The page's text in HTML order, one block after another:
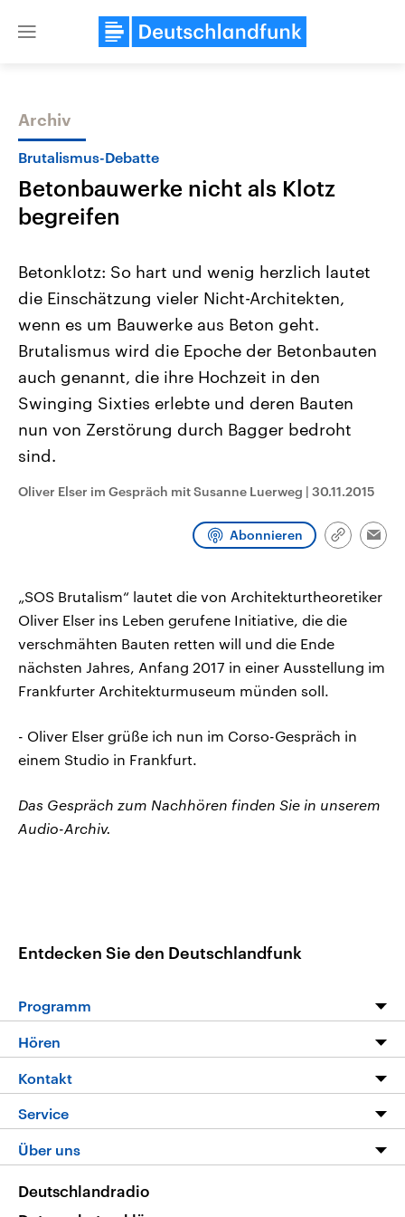
Close
Themen
Landtagswahl Sachsen-Anhalt
2026
Alle Informationen
Sachsen-Anhalt wählt am 6.
September 2026 einen neuen
Landtag. Seit 2021 wird das
Bundesland von einer Koalition aus
CDU, SPD und FDP regiert.-
Umfragen, Prognosen,
Wahlprogramme, aktuelle Berichte
und Hintergründe zu den Parteien
Wahl.
Aktuelle Beiträge,
Hintergründe
Wirtschaftlich und
gehören die Vereinigten
den mächtigsten Ländern
mit großem Einfluss auf
Sendungen
Archiv
Brutalismus-Debatte
Betonbauwerke nicht als Klotz
begreifen
Betonklotz: So hart und wenig herzlich lautet
die Einschätzung vieler Nicht-Architekten,
wenn es um Bauwerke aus Beton geht.
Brutalismus wird die Epoche der Betonbauten
auch genannt, die ihre Hochzeit in den
Swinging Sixties erlebte und deren Bauten
nun von Zerstörung durch Bagger bedroht
sind.
Oliver Elser im Gespräch mit Susanne Luerweg | 30.11.2015
Abonnieren
Link
„SOS Brutalism“ lautet die von Architekturtheoretiker
Oliver Elser ins Leben gerufene Initiative, die die
verschmähten Bauten retten will und die Ende
nächsten Jahres, Anfang 2017 in einer Ausstellung im
Frankfurter Architekturmuseum münden soll.
- Oliver Elser grüße ich nun im Corso-Gespräch in
einem Studio in Frankfurt.
Das Gespräch zum Nachhören finden Sie in unserem
Audio-Archiv.
Entdecken Sie den Deutschlandfunk
Programm
Die Nachrichten
Nachrichtenleicht
Neue Beiträge auf dlf.de
Hören
Livestream
Podcasts
Deutschlandfunk App
Nachrichten App
Kontakt
Hörerservice
Service
FAQ
Veranstaltungen
Über uns
Deutschlandradio